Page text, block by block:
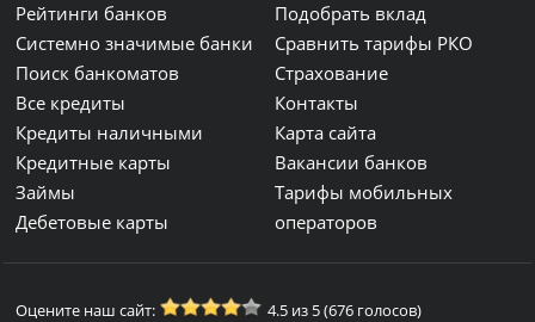
Рейтинги банков
Системно значимые банки
Поиск банкоматов
Все кредиты
Кредиты наличными
Кредитные карты
Займы
Дебетовые карты
Подобрать вклад
Сравнить тарифы РКО
Страхование
Контакты
Карта сайта
Вакансии банков
Тарифы мобильных
операторов
Оцените наш сайт: 4.5 из 5 (676 голосов)